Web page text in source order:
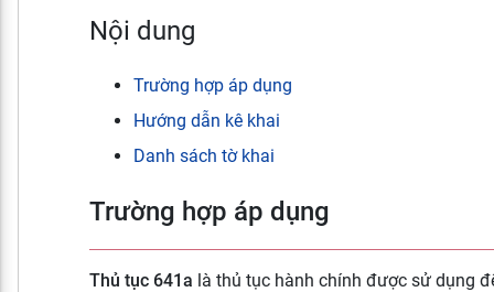
Nội dung
Trường hợp áp dụng
Hướng dẫn kê khai
Danh sách tờ khai
Trường hợp áp dụng
Thủ tục 641a là thủ tục hành chính được sử dụng